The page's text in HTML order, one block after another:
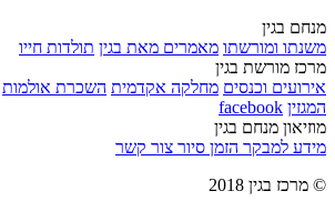
מנחם בגין
משנתו ומורשתו מאמרים מאת בגין תולדות חייו
מרכז מורשת בגין
אירועים וכנסים מחלקה אקדמית השכרת אולמות
המגזין facebook
מוזיאון מנחם בגין
מידע למבקר הזמן סיור צור קשר
© מרכז בגין 2018